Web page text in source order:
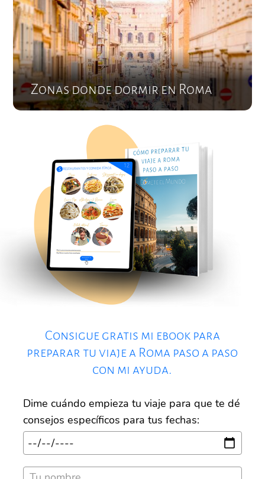
Zonas donde dormir en Roma
Consigue gratis mi ebook para
preparar tu viaje a Roma paso a paso
con mi ayuda.
Dime cuándo empieza tu viaje para que te dé
consejos específicos para tus fechas: